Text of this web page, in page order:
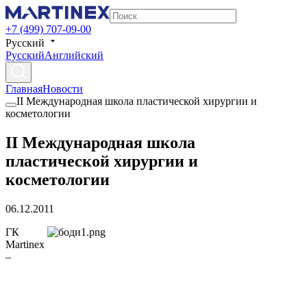
+7 (499) 707-09-00
Русский
РусскийАнглийский
ГлавнаяНовости
II Международная школа пластической хирургии и
косметологии
II Международная школа
пластической хирургии и
косметологии
06.12.2011
ГК
Martinex
–